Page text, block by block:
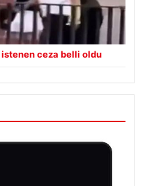
istenen ceza belli oldu